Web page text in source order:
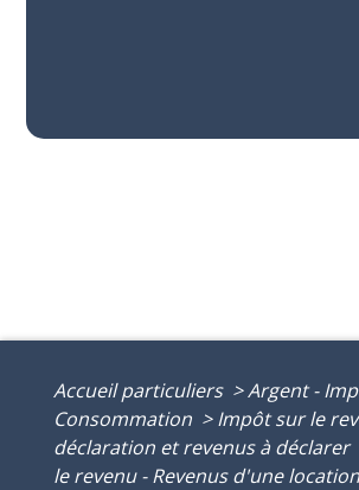
Accueil particuliers >Argent -
Consommation > Impôt sur le
déclaration et revenus à déclarer
le revenu - Revenus d'une